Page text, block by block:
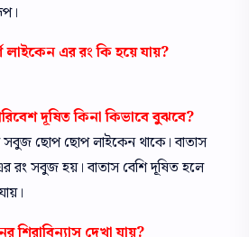
লাইকেন এর রং কি হয়ে যায়?
দূষিত কিনা কিভাবে বুঝবে?
ছোপ ছোপ লাইকেন থাকে। বাতাস
রং সবুজ হয়। বাতাস বেশি দূষিত হলে